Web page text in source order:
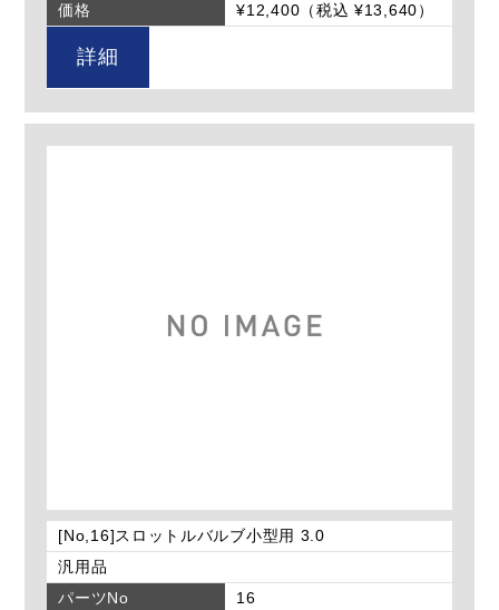
価格
¥12,400（税込 ¥13,640）
詳細
[No,16]スロットルバルブ小型用 3.0
汎用品
パーツNo
16